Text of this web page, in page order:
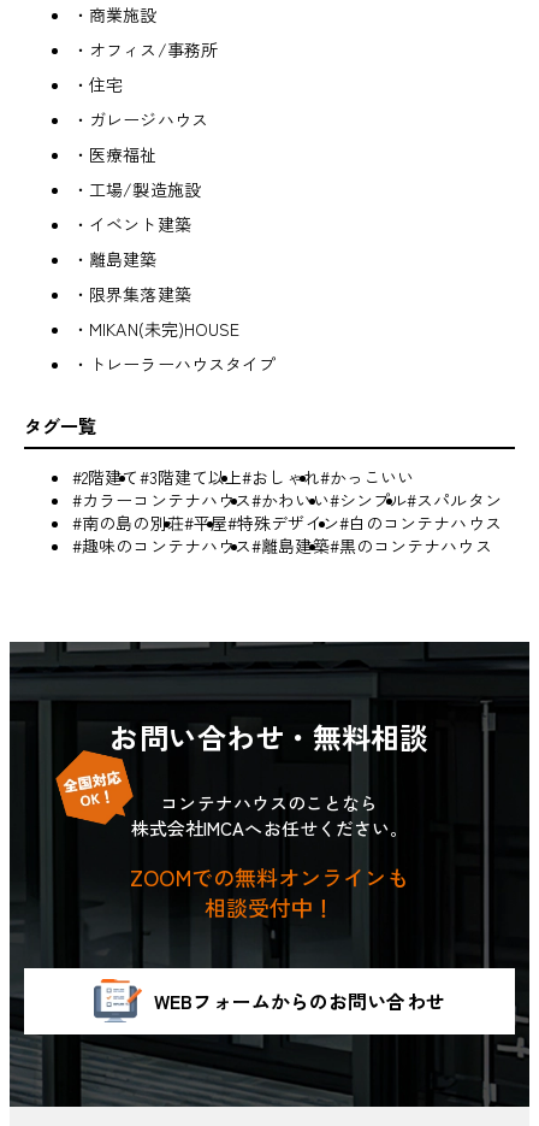
・商業施設
・オフィス/事務所
・住宅
・ガレージハウス
・医療福祉
・工場/製造施設
・イベント建築
・離島建築
・限界集落建築
・MIKAN(未完)HOUSE
・トレーラーハウスタイプ
タグ一覧
#2階建て#3階建て以上#おしゃれ#かっこいい
#カラーコンテナハウス#かわいい#シンプル#スパルタン
#南の島の別荘#平屋#特殊デザイン#白のコンテナハウス
#趣味のコンテナハウス#離島建築#黒のコンテナハウス
お問い合わせ・無料相談
コンテナハウスのことなら
株式会社IMCAへお任せください。
ZOOMでの無料オンラインも
相談受付中！
WEBフォームからのお問い合わせ